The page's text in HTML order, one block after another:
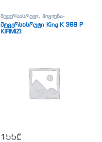
მტვერსასრუტი,ჰიგიენა-
სისუფთავე
მტვერსასრუტი King K 368 P
KIRMIZI
155₾